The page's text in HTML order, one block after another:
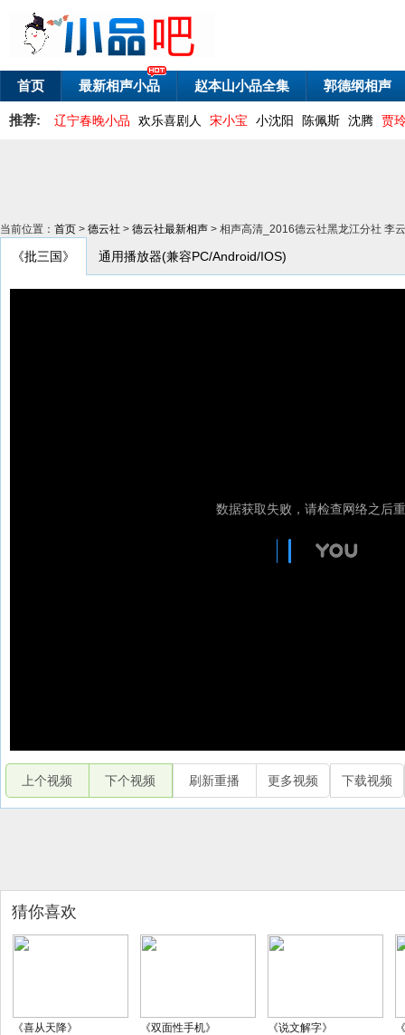
首页 最新相声小品 赵本山小品全集 郭德纲相声
推荐: 辽宁春晚小品 欢乐喜剧人 宋小宝 小沈阳 陈佩斯 沈腾 贾
当前位置： 首页 > 德云社 > 德云社最新相声 > 相声高清_2016德云社黑龙江分社 李
《批三国》 通用播放器(兼容PC/Android/IOS)
上个视频 下个视频 刷新重播 更多视频 下载视频
猜你喜欢
《喜从天降》 《双面性手机》 《说文解字》